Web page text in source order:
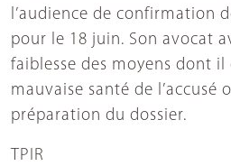
l’audience de confirmation
pour le 18 juin. Son avocat
faiblesse des moyens dont il
mauvaise santé de l’accusé
préparation du dossier.
TPIR